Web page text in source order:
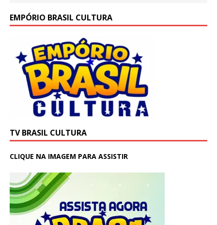
EMPÓRIO BRASIL CULTURA
TV BRASIL CULTURA
CLIQUE NA IMAGEM PARA ASSISTIR